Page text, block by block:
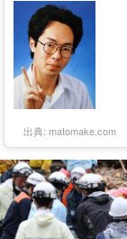
出典: matomake.com